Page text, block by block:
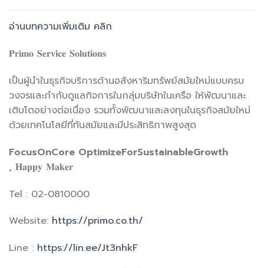
อ่านบทความเพิ่มเติม คลิก
𝐏𝐫𝐢𝐦𝐨 𝐒𝐞𝐫𝐯𝐢𝐜𝐞 𝐒𝐨𝐥𝐮𝐭𝐢𝐨𝐧𝐬
เป็นผู้นำในธุรกิจบริการด้านอสังหาริมทรัพย์สมัยใหม่แบบครบ
วงจรและกำกับดูแลกิจการในกลุ่มบริษัทในเครือ ให้พัฒนาและ
เติบโตอย่างต่อเนื่อง รวมทั้งพัฒนาและลงทุนในธุรกิจสมัยใหม่
ด้วยเทคโนโลยีที่ทันสมัยและมีประสิทธิภาพสูงสุด
FocusOnCore OptimizeForSustainableGrowth
, 𝐇𝐚𝐩𝐩𝐲 𝐌𝐚𝐤𝐞𝐫
Tel : 02-0810000
Website: https://primo.co.th/
Line : https://lin.ee/Jt3nhkF